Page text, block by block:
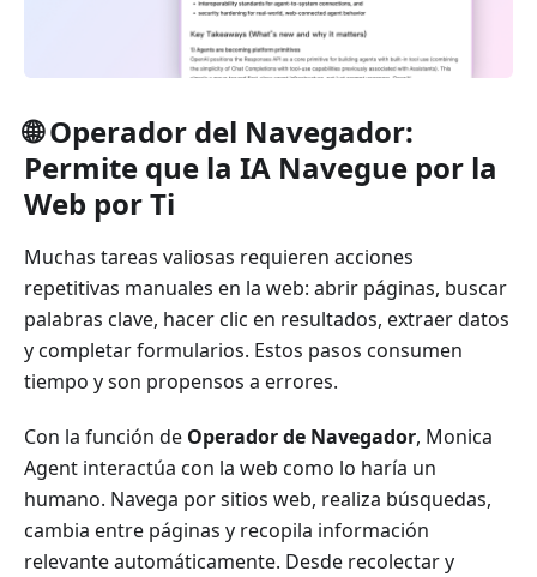
🌐 Operador del Navegador:
Permite que la IA Navegue por la
Web por Ti
Muchas tareas valiosas requieren acciones
repetitivas manuales en la web: abrir páginas, buscar
palabras clave, hacer clic en resultados, extraer datos
y completar formularios. Estos pasos consumen
tiempo y son propensos a errores.
Con la función de Operador de Navegador, Monica
Agent interactúa con la web como lo haría un
humano. Navega por sitios web, realiza búsquedas,
cambia entre páginas y recopila información
relevante automáticamente. Desde recolectar y